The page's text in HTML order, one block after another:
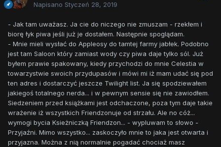
Napisano Styczeń 28, 2019
- Jak tam uważasz. Ja cie do niczego nie zmuszam - rzekłem i
biorę łyk piwa jeśli już je dostałem. Następnie spoglądam.
- Mnie mieli wysłać do Appleosy do tamtej farmy jabłek. Podobno
jest tam Saloon który zamiast wody czy piwa daje tylko sól. Już
byłem prawie spakowany, kiedy przychodzi do mnie Celestia w
towarzystwie swoich przydupasów i mówi mi iż mam udać się pod
ten adres i dostarczyć jeszcze Twilight list. Ja się spodziewałem
jakiegoś totalnego nerda... i w pewnym sensie się nie zawiodłem.
Siedzeniem przed książkami jest odchaczone, poza tym daje takie
wrażenie iż wszystkich Friendzonuje od strzału. Ale no cóż...
wymogi bycia Ksieżniczką Friendzon... - wypluwam to słowo -
Przyjaźni. Mimo wszystko... zaskoczyło mnie to jaka jest otwarta i
przyjazna. Można z nią normalnie pogadać chociaż masz